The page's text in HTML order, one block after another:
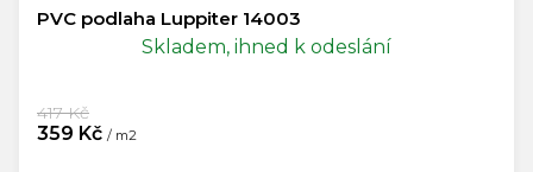
PVC podlaha Luppiter 14003
Skladem, ihned k odeslání
359 Kč / m2
417 Kč